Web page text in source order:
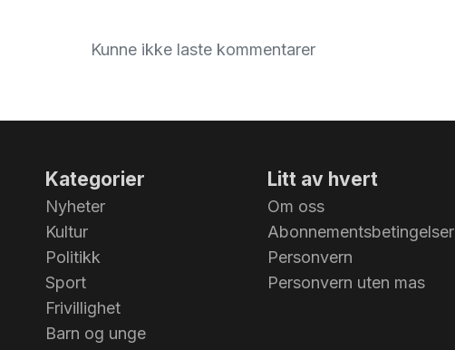
Kunne ikke laste kommentarer
Kategorier
Nyheter
Kultur
Politikk
Sport
Frivillighet
Barn og unge
Litt av hvert
Om oss
Abonnementsbetingelser
Personvern
Personvern uten mas